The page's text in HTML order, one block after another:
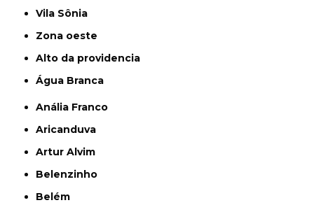
Vila Sônia
Zona oeste
alto da providencia
Água Branca
Anália Franco
Aricanduva
Artur Alvim
Belenzinho
Belém